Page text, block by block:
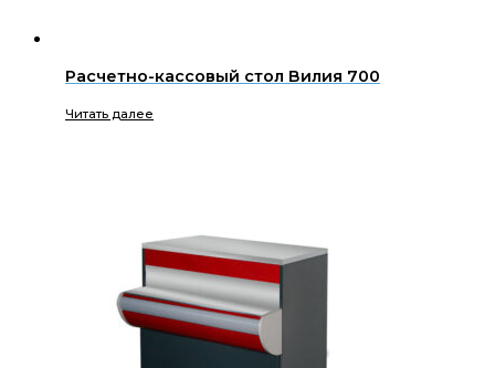
Расчетно-кассовый стол Вилия 700
Читать далее